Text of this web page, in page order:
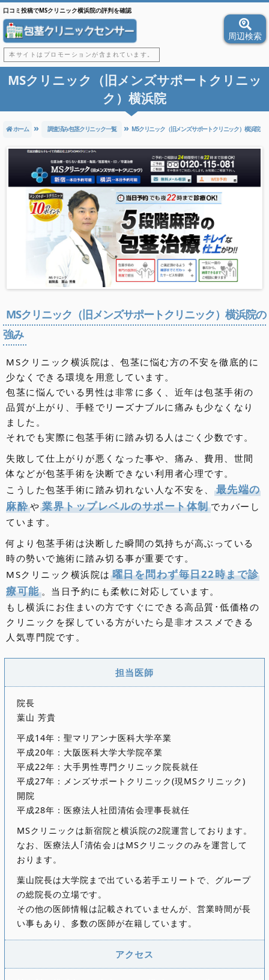
口コミ投稿でMSクリニック横浜院の評判を確認
本サイトはプロモーションが含まれています。
周辺検索
北海道・東北地方
北海道のクリニック
青森県のクリニック
秋田県のクリニック
岩手県のクリニック
山形県のクリニック
宮城県のクリニック
福島県のクリニック
関東地方
東京都のクリニック
埼玉県のクリニック
千葉県のクリニック
神奈川県のクリニック
群馬県のクリニック
栃木県のクリニック
茨城県のクリニック
東海・甲信越・北陸
愛知県のクリニック
静岡県のクリニック
岐阜県のクリニック
三重県のクリニック
新潟県のクリニック
山梨県のクリニック
長野県のクリニック
富山県のクリニック
石川県のクリニック
福井県のクリニック
近畿地方
大阪府のクリニック
京都府のクリニック
滋賀県のクリニック
兵庫県のクリニック
奈良県のクリニック
和歌山県のクリニック
中国・四国地方
岡山県のクリニック
広島県のクリニック
山口県のクリニック
島根県のクリニック
鳥取県のクリニック
香川県のクリニック
徳島県のクリニック
愛媛県のクリニック
高知県のクリニック
九州・沖縄地方
福岡県のクリニック
佐賀県のクリニック
長崎県のクリニック
大分県のクリニック
熊本県のクリニック
宮崎県のクリニック
鹿児島県のクリニック
沖縄県のクリニック
MSクリニック（旧メンズサポートクリニッ
ク）横浜院
ホーム 調査済み包茎クリニック一覧 MSクリニック（旧メンズサポートクリニック）横浜院
MSクリニック（旧メンズサポートクリニック）横浜院の
強み
MSクリニック横浜院は、包茎に悩む方の不安を徹底的に
少なくできる環境を用意しています。
包茎に悩んでいる男性は非常に多く、近年は包茎手術の
品質が上がり、手軽でリーズナブルに痛みも少なくなり
ました。
それでも実際に包茎手術に踏み切る人はごく少数です。
失敗して仕上がりが悪くなった事や、痛み、費用、世間
体などが包茎手術を決断できない利用者心理です。
こうした包茎手術に踏み切れない人な不安を、
最先端の
麻酔や 業界トップレベルのサポート体制でカバーし
ています。
何より包茎手術は決断した瞬間の気持ちが高ぶっている
時の勢いで施術に踏み切る事が重要です。
MSクリニック横浜院は 曜日を問わず毎日22時まで診
療可能。当日予約にも柔軟に対応しています。
もし横浜にお住まいの方ですぐにできる高品質･低価格の
クリニックを探している方がいたら是非オススメできる
人気専門院です。
担当医師
院長
葉山 芳貴
平成14年：聖マリアンナ医科大学卒業
平成20年：大阪医科大学大学院卒業
平成22年：大手男性専門クリニック院長就任
平成27年：メンズサポートクリニック(現MSクリニック)
開院
平成28年：医療法人社団清佑会理事長就任
MSクリニックは新宿院と横浜院の2院運営しております。
なお、医療法人｢清佑会｣はMSクリニックのみを運営して
おります。
葉山院長は大学院まで出ている若手エリートで、グループ
の総院長の立場です。
その他の医師情報は記載されていませんが、営業時間が長
い事もあり、多数の医師が在籍しています。
アクセス